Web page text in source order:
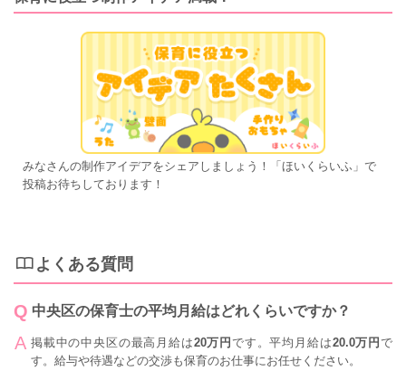
みなさんの制作アイデアをシェアしましょう！「ほいくらいふ」で
投稿お待ちしております！
よくある質問
中央区の保育士の平均月給はどれくらいですか？
掲載中の中央区の最高月給は20万円です。平均月給は20.0万円で
す。給与や待遇などの交渉も保育のお仕事にお任せください。